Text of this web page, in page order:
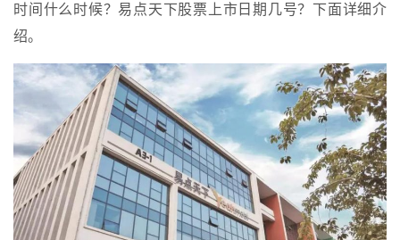
时间什么时候？易点天下股票上市日期几号？下面详细介
绍。